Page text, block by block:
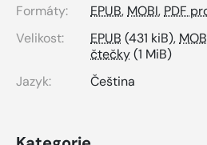
Formáty: EPUB, MOBI, PDF
Velikost:
EPUB (431 kiB),
čtečky(1 MiB)
Jazyk:
Čeština